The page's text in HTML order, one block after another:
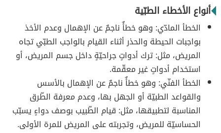
أنواع الأخطاء الطبّية
الخطأ المادّي: وهو خطأٌ ناجمٌ عن الإهمال وعدم الأخذ
بواجبات الحيطة والحذر أثناء القيام بالواجب الطبّي تجاه
المريض، مثل: ترك أدواتٍ جراحيّةٍ داخل جسم المريض، أو
استخدام أدواتٍ غير معقّمة.
الخطأ الفنّي: وهو خطأٌ ناجمٌ عن الإهمال بالأسس
والقواعد الطبيّة أو الجهل بها، وعدم معرفة الطّرق
المناسبة لتطبيقها، مثل: قيام الطّبيب بوصف دواءٍ يسبّب
الحساسيّة للمريض، وتجربته على المريض للمرة الأولى.